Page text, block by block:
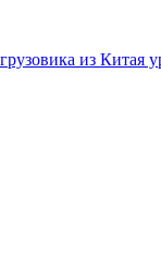
из Китая